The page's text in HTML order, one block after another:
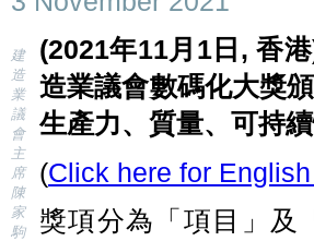
建
造
業
議
會
主
席
陳
家
駒
(2021年11月1日, 香
造業議會數碼化大獎
生產力、質量、可持
(Click here for
獎項分為「項目」及